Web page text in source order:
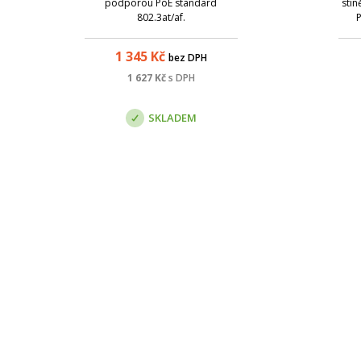
podporou PoE standard
802.3at/af.
1 345Kč bez DPH
1 627Kčs DPH
SKLADEM